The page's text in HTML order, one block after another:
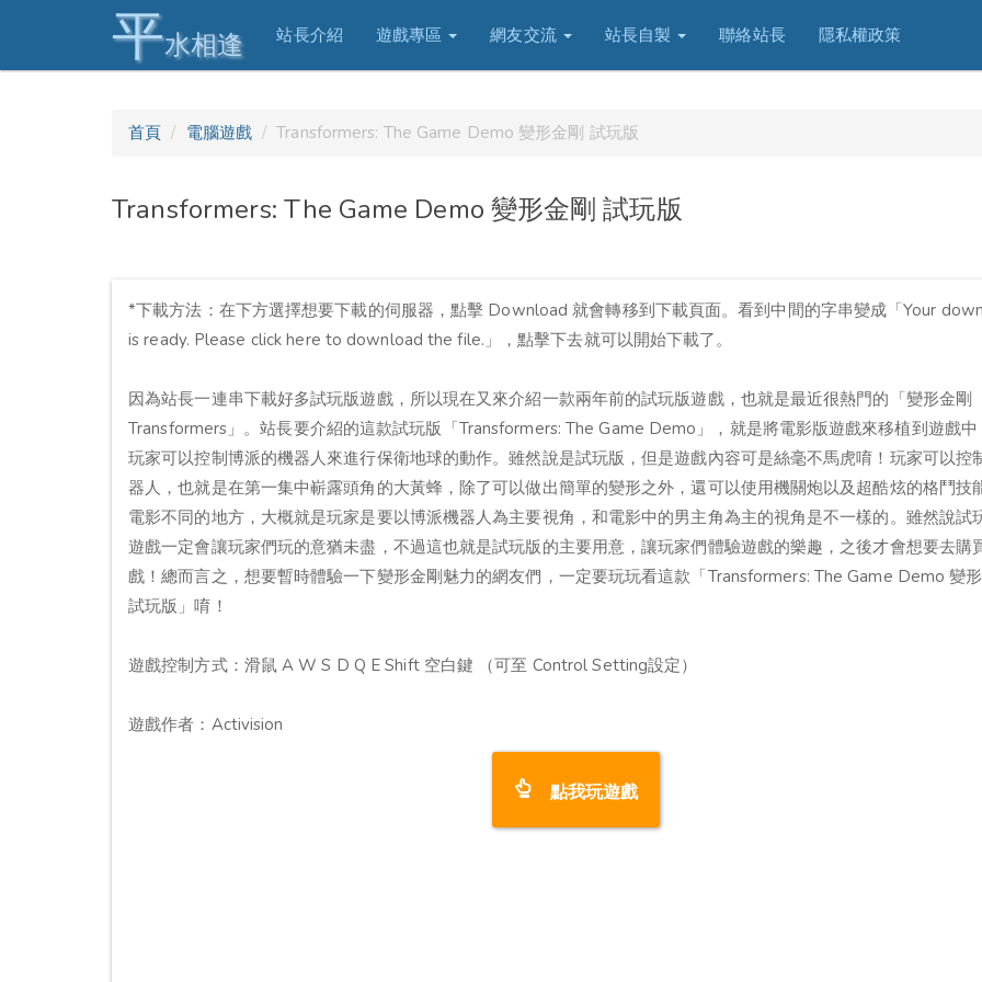
平水相逢 站長介紹 遊戲專區 網友交流 站長自製 聯絡站長 隱私權政策
首頁 電腦遊戲 Transformers: The Game Demo 變形金剛 試玩版
Transformers: The Game Demo 變形金剛 試玩版
*下載方法：在下方選擇想要下載的伺服器，點擊 Download 就會轉移到下載頁面。看到中間的字串變成「Your
is ready. Please click here to download the file.」，點擊下去就可以開始下載了。
因為站長一連串下載好多試玩版遊戲，所以現在又來介紹一款兩年前的試玩版遊戲，也就是最近很熱門的「變形金剛
Transformers」。站長要介紹的這款試玩版「Transformers: The Game Demo」，就是將電影版遊戲來移植到遊戲中
玩家可以控制博派的機器人來進行保衛地球的動作。雖然說是試玩版，但是遊戲內容可是絲毫不馬虎唷！玩家可以控
器人，也就是在第一集中嶄露頭角的大黃蜂，除了可以做出簡單的變形之外，還可以使用機關炮以及超酷炫的格鬥技
電影不同的地方，大概就是玩家是要以博派機器人為主要視角，和電影中的男主角為主的視角是不一樣的。雖然說試
遊戲一定會讓玩家們玩的意猶未盡，不過這也就是試玩版的主要用意，讓玩家們體驗遊戲的樂趣，之後才會想要去購
戲！總而言之，想要暫時體驗一下變形金剛魅力的網友們，一定要玩玩看這款「Transformers: The Game Demo 變
試玩版」唷！
遊戲控制方式：滑鼠 A W S D Q E Shift 空白鍵 （可至 Control Setting設定）
遊戲作者：Activision
點我玩遊戲